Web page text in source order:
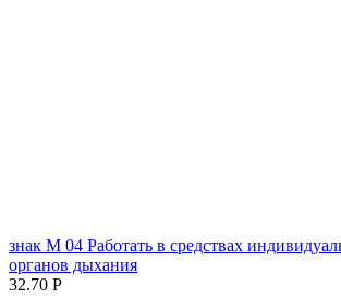
знак М 04 Работать в средствах
органов дыхания
32.70 Р